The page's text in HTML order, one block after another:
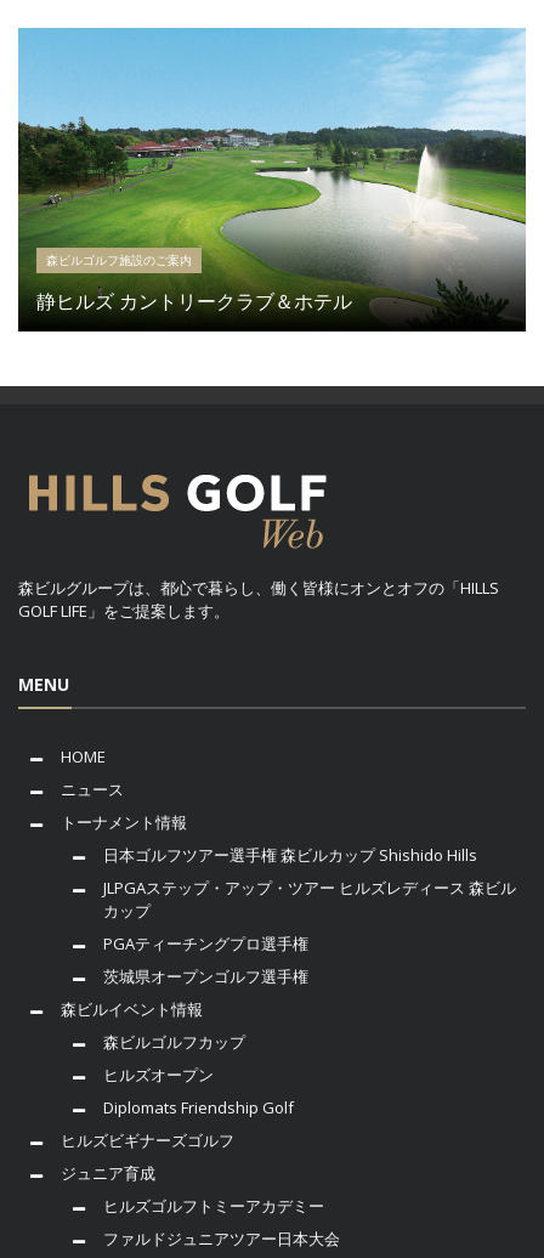
森ビルゴルフ施設のご案内
静ヒルズ カントリークラブ＆ホテル
森ビルグループは、都心で暮らし、働く皆様にオンとオフの「HILLS
GOLF LIFE」をご提案します。
MENU
HOME
ニュース
トーナメント情報
日本ゴルフツアー選手権 森ビルカップ Shishido Hills
JLPGAステップ・アップ・ツアー ヒルズレディース 森ビル
カップ
PGAティーチングプロ選手権
茨城県オープンゴルフ選手権
森ビルイベント情報
森ビルゴルフカップ
ヒルズオープン
Diplomats Friendship Golf
ヒルズビギナーズゴルフ
ジュニア育成
ヒルズゴルフトミーアカデミー
ファルドジュニアツアー日本大会